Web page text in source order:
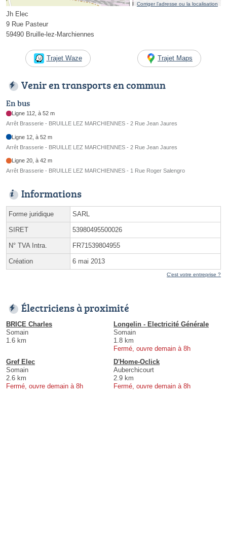
Corriger l’adresse ou la localisation
Jh Elec
9 Rue Pasteur
59490 Bruille-lez-Marchiennes
Trajet Waze Trajet Maps
Venir en transports en commun
En bus
Ligne 112, à 52 m
Arrêt Brasserie - BRUILLE LEZ MARCHIENNES - 2 Rue Jean Jaures
Ligne 12, à 52 m
Arrêt Brasserie - BRUILLE LEZ MARCHIENNES - 2 Rue Jean Jaures
Ligne 20, à 42 m
Arrêt Brasserie - BRUILLE LEZ MARCHIENNES - 1 Rue Roger Salengro
Informations
Forme juridique SARL
SIRET 53980495500026
N° TVA Intra. FR71539804955
Création 6 mai 2013
C'est votre entreprise ?
Électriciens à proximité
BRICE Charles
Somain
1.6 km
Longelin - Electricité Générale
Somain
1.8 km
Fermé, ouvre demain à 8h
Gref Elec
Somain
2.6 km
Fermé, ouvre demain à 8h
D'Home-Oclick
Auberchicourt
2.9 km
Fermé, ouvre demain à 8h